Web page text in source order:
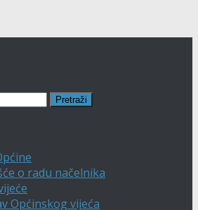
o radu načelnika
Općinskog vijeća